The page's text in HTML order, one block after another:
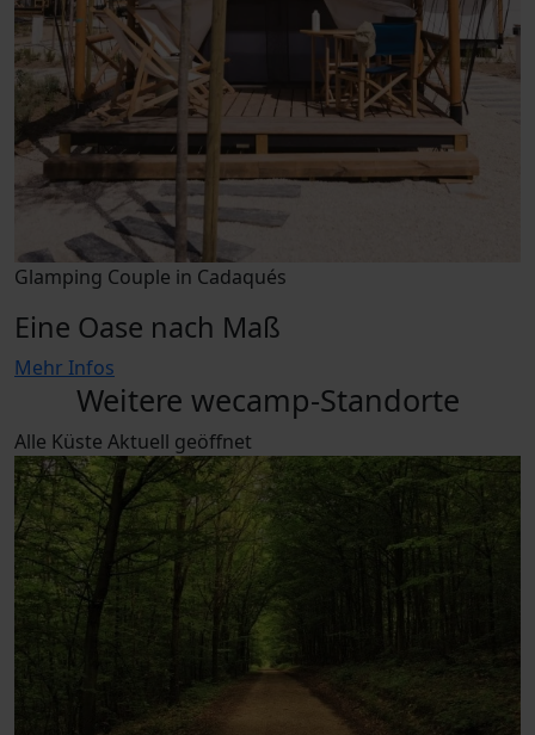
Glamping Couple in Cadaqués
Eine Oase nach Maß
Mehr Infos
Weitere wecamp-Standorte
Alle Küste Aktuell geöffnet